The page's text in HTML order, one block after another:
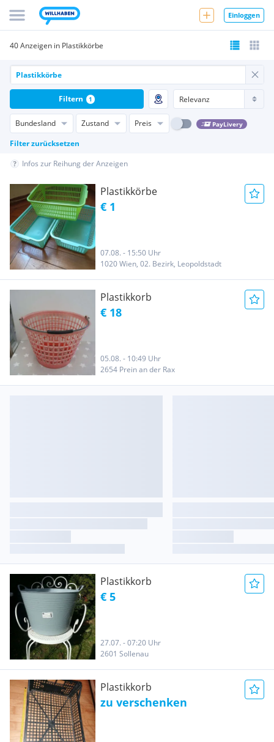
Einloggen
40 Anzeigen in Plastikkörbe
Bundesland Zustand Preis PayLivery
Filter zurücksetzen
Filtern 1
Infos zur Reihung der Anzeigen
Plastikkörbe
€ 1
07.08. - 15:50 Uhr
1020 Wien, 02. Bezirk, Leopoldstadt
Plastikkorb
€ 18
05.08. - 10:49 Uhr
2654 Prein an der Rax
Plastikkorb
€ 5
27.07. - 07:20 Uhr
2601 Sollenau
Plastikkorb
zu verschenken